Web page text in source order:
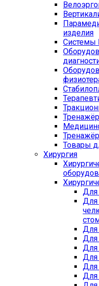
изделия
Системы
Товары
Хирургия
Для
Для
Для
Для
Для
Для
Для
Для